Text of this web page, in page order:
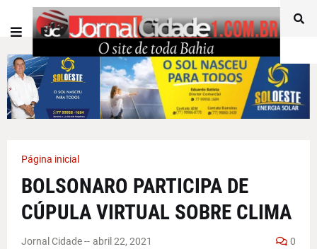
Página inicial
BOLSONARO PARTICIPA DE
CÚPULA VIRTUAL SOBRE CLIMA
Jornal Cidade -- abril 22, 2021 0